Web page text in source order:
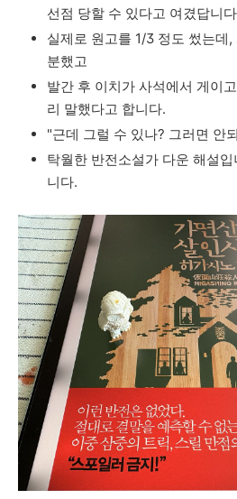
선점 당할 수 있다고 여겼답니다
실제로 원고를 1/3 정도 썼는데,
분했고
발간 후 이치가 사석에서 게이
리 말했다고 합니다.
"근데 그럴 수 있나? 그러면 안
탁월한 반전소설가 다운 해설입
니다.